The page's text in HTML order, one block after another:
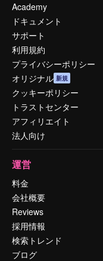
Academy
ドキュメント
サポート
利用規約
プライバシーポリシー
オリジナル 新規
クッキーポリシー
トラストセンター
アフィリエイト
法人向け
運営
料金
会社概要
Reviews
採用情報
検索トレンド
ブログ